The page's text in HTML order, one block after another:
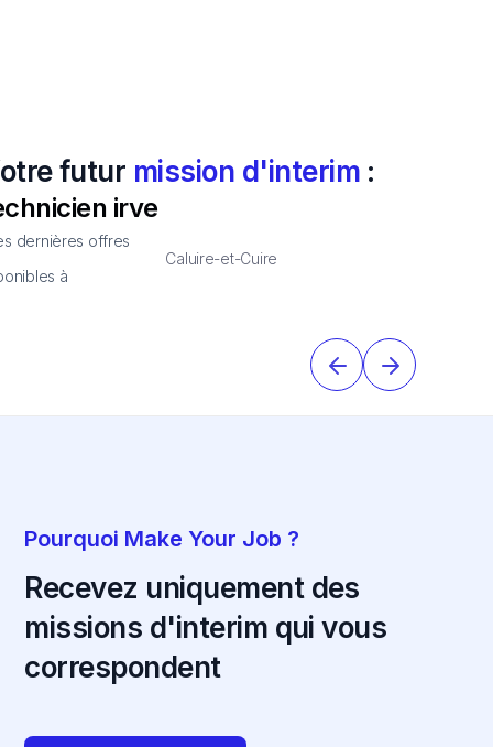
futur mission d'interim :
irve
dernières offres
à
Caluire-et-Cuire
Pourquoi Make Your Job ?
Recevez uniquement des
missions d'interim qui vous
correspondent